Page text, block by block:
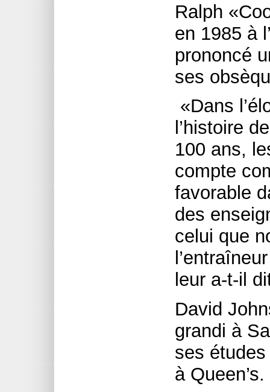
Ralph
en 1985 à
prononcé
ses
«Dans
l’histoire
100 ans,
compte
favorable
des
celui que
leur a-t-il
David
grandi à
ses
à Queen’s.